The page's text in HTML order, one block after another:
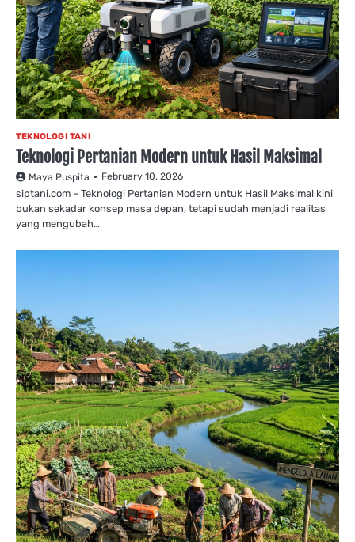
TEKNOLOGI TANI
Teknologi Pertanian Modern untuk Hasil Maksimal
Maya Puspita February 10, 2026
siptani.com – Teknologi Pertanian Modern untuk Hasil Maksimal kini
bukan sekadar konsep masa depan, tetapi sudah menjadi realitas
yang mengubah…